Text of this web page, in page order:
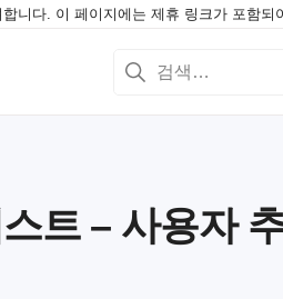
니다. 이 페이지에는 제휴 링크가 포함되
트 – 사용자